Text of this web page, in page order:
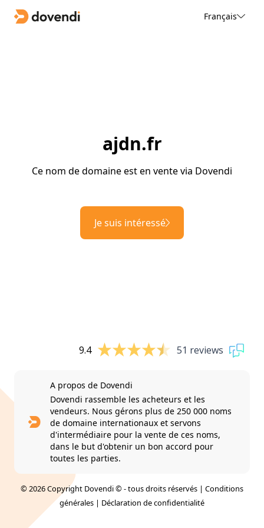
Français
ajdn.fr
Ce nom de domaine est en vente via Dovendi
Je suis intéressé
9.4 51 reviews
A propos de Dovendi
Dovendi rassemble les acheteurs et les
vendeurs. Nous gérons plus de 250 000 noms
de domaine internationaux et servons
d'intermédiaire pour la vente de ces noms,
dans le but d'obtenir un bon accord pour
toutes les parties.
© 2026 Copyright Dovendi © - tous droits réservés | Conditions
générales | Déclaration de confidentialité